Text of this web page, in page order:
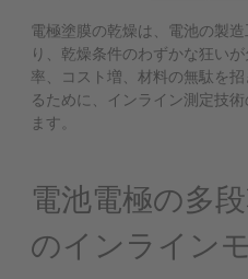
電極塗膜の乾燥は、電池の製
り、乾燥条件のわずかな狂い
率、コスト増、材料の無駄を
るために、インライン測定技
ます。
電池電極の多
のインライン